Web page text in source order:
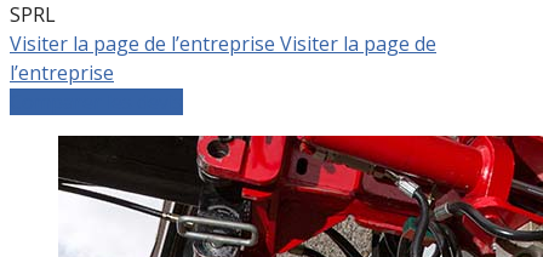
SPRL
Visiter la page de l’entreprise Visiter la page de
l’entreprise